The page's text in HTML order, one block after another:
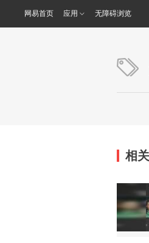
网易首页 应用 无障碍浏览
相